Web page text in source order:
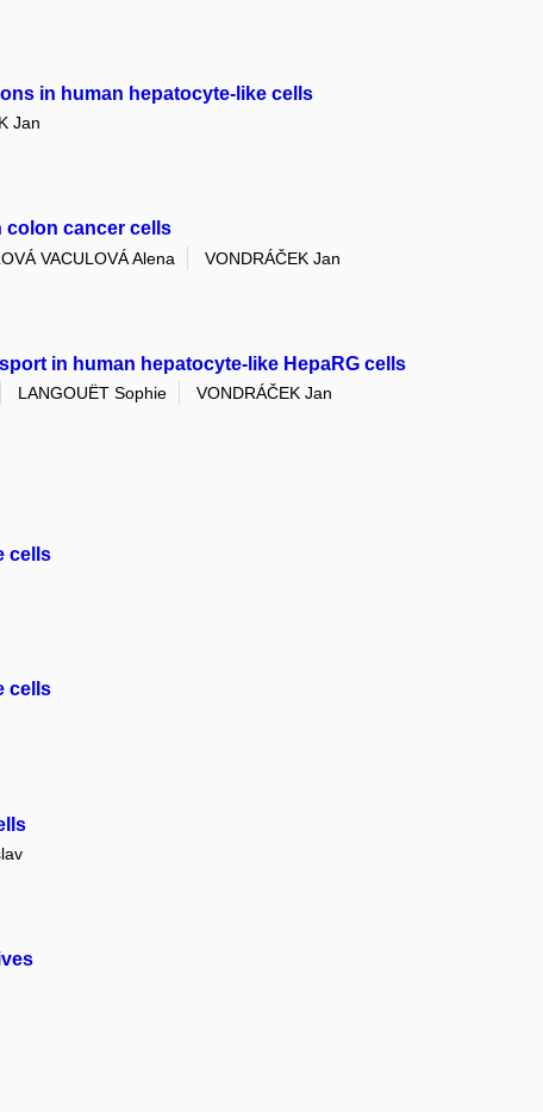
in human hepatocyte-like cells
Jan
colon cancer cells
VACULOVÁ Alena
VONDRÁČEK Jan
in human hepatocyte-like HepaRG cells
LANGOUËT Sophie
VONDRÁČEK Jan
cells
cells